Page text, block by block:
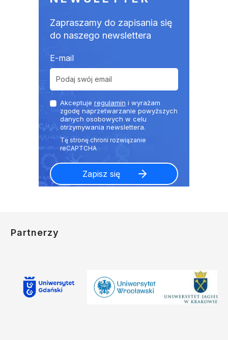
Zapraszamy do zapisania się
do naszego newslettera
E-mail
Akceptuje regulamin i wyrażam
zgodę naprzetwarzanie powyższych
danych osobowych w celu
otrzymywania newslettera.
Partnerzy